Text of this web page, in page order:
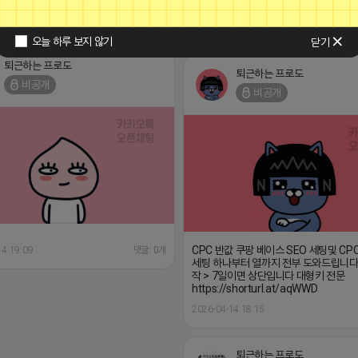
오늘 하루 보지 않기 닫기
https://shorturl.at/aqWWD
2026-04-15 11:15
퇴근하는 프로도
비공개
19:09 댓글: 0개
퇴근하는 프로도
비공개
CPC 반값 쿠팡 베이스 SEO 세팅및
세팅 하나부터 열까지 전부 도와드립니
작 > 7일이면 상단입니다 대형키 전문
https://shorturl.at/aqWWD
2026-04-14 18:15
퇴근하는 프로도